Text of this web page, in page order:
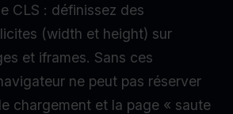
CLS : définissez des
(width et height) sur
et iframes. Sans ces
ne peut pas réserver
chargement et la page « saute